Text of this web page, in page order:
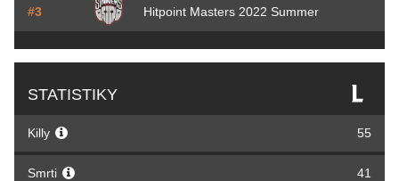
#3 Hitpoint Masters 2022 Summer
STATISTIKY
Killy 55
Smrti 41